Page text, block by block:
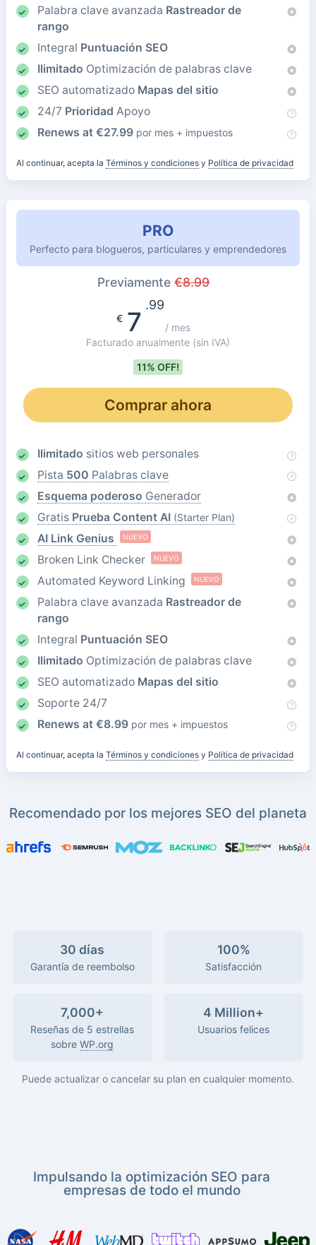
Palabra clave avanzada Rastreador de
rango
Integral Puntuación SEO
Ilimitado Optimización de palabras clave
SEO automatizado Mapas del sitio
24/7 Prioridad Apoyo
Renews at €27.99 por mes + impuestos
Al continuar, acepta la Términos y condicionesy Política de privacidad
PRO
Perfecto para blogueros, particulares y emprendedores
Previamente€8.99
€7
.99
/ mes
Facturado anualmente (sin IVA)
11% OFF!
Comprar ahora
Ilimitado sitios web personales
Pista 500 Palabras clave
Esquema poderoso Generador
Gratis Prueba Content AI (Starter Plan)
AI Link Genius NUEVO
Broken Link Checker NUEVO
Automated Keyword Linking NUEVO
Palabra clave avanzada Rastreador de
rango
Integral Puntuación SEO
Ilimitado Optimización de palabras clave
SEO automatizado Mapas del sitio
Soporte 24/7
Renews at €8.99 por mes + impuestos
Al continuar, acepta la Términos y condicionesy Política de privacidad
Recomendado por los mejores SEO del planeta
30 días
Garantía de reembolso
100%
Satisfacción
7,000+
Reseñas de 5 estrellas
sobreWP.org
4 Million+
Usuarios felices
Puede actualizar o cancelar su plan en cualquier momento.
Impulsando la optimización SEO para
empresas de todo el mundo